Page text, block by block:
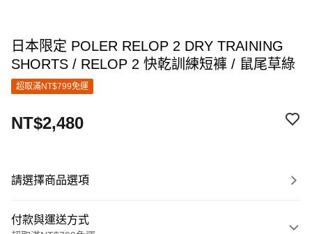
日本限定 POLER RELOP 2 DRY TRAINING
SHORTS / RELOP 2 快乾訓練短褲 / 鼠尾草綠
超取滿NT$799免運
NT$2,480
請選擇商品選項
付款與運送方式